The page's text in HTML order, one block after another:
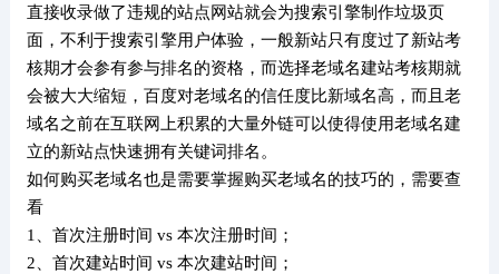
直接收录做了违规的站点网站就会为搜索引擎制作垃圾页
面，不利于搜索引擎用户体验，一般新站只有度过了新站考
核期才会参有参与排名的资格，而选择老域名建站考核期就
会被大大缩短，百度对老域名的信任度比新域名高，而且老
域名之前在互联网上积累的大量外链可以使得使用老域名建
立的新站点快速拥有关键词排名。
如何购买老域名也是需要掌握购买老域名的技巧的，需要查
看
1、首次注册时间 vs 本次注册时间；
2、首次建站时间 vs 本次建站时间；